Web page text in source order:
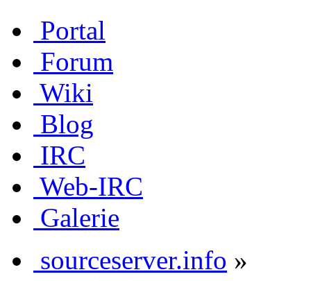
Portal
Forum
Wiki
Blog
IRC
Web-IRC
Galerie
sourceserver.info »